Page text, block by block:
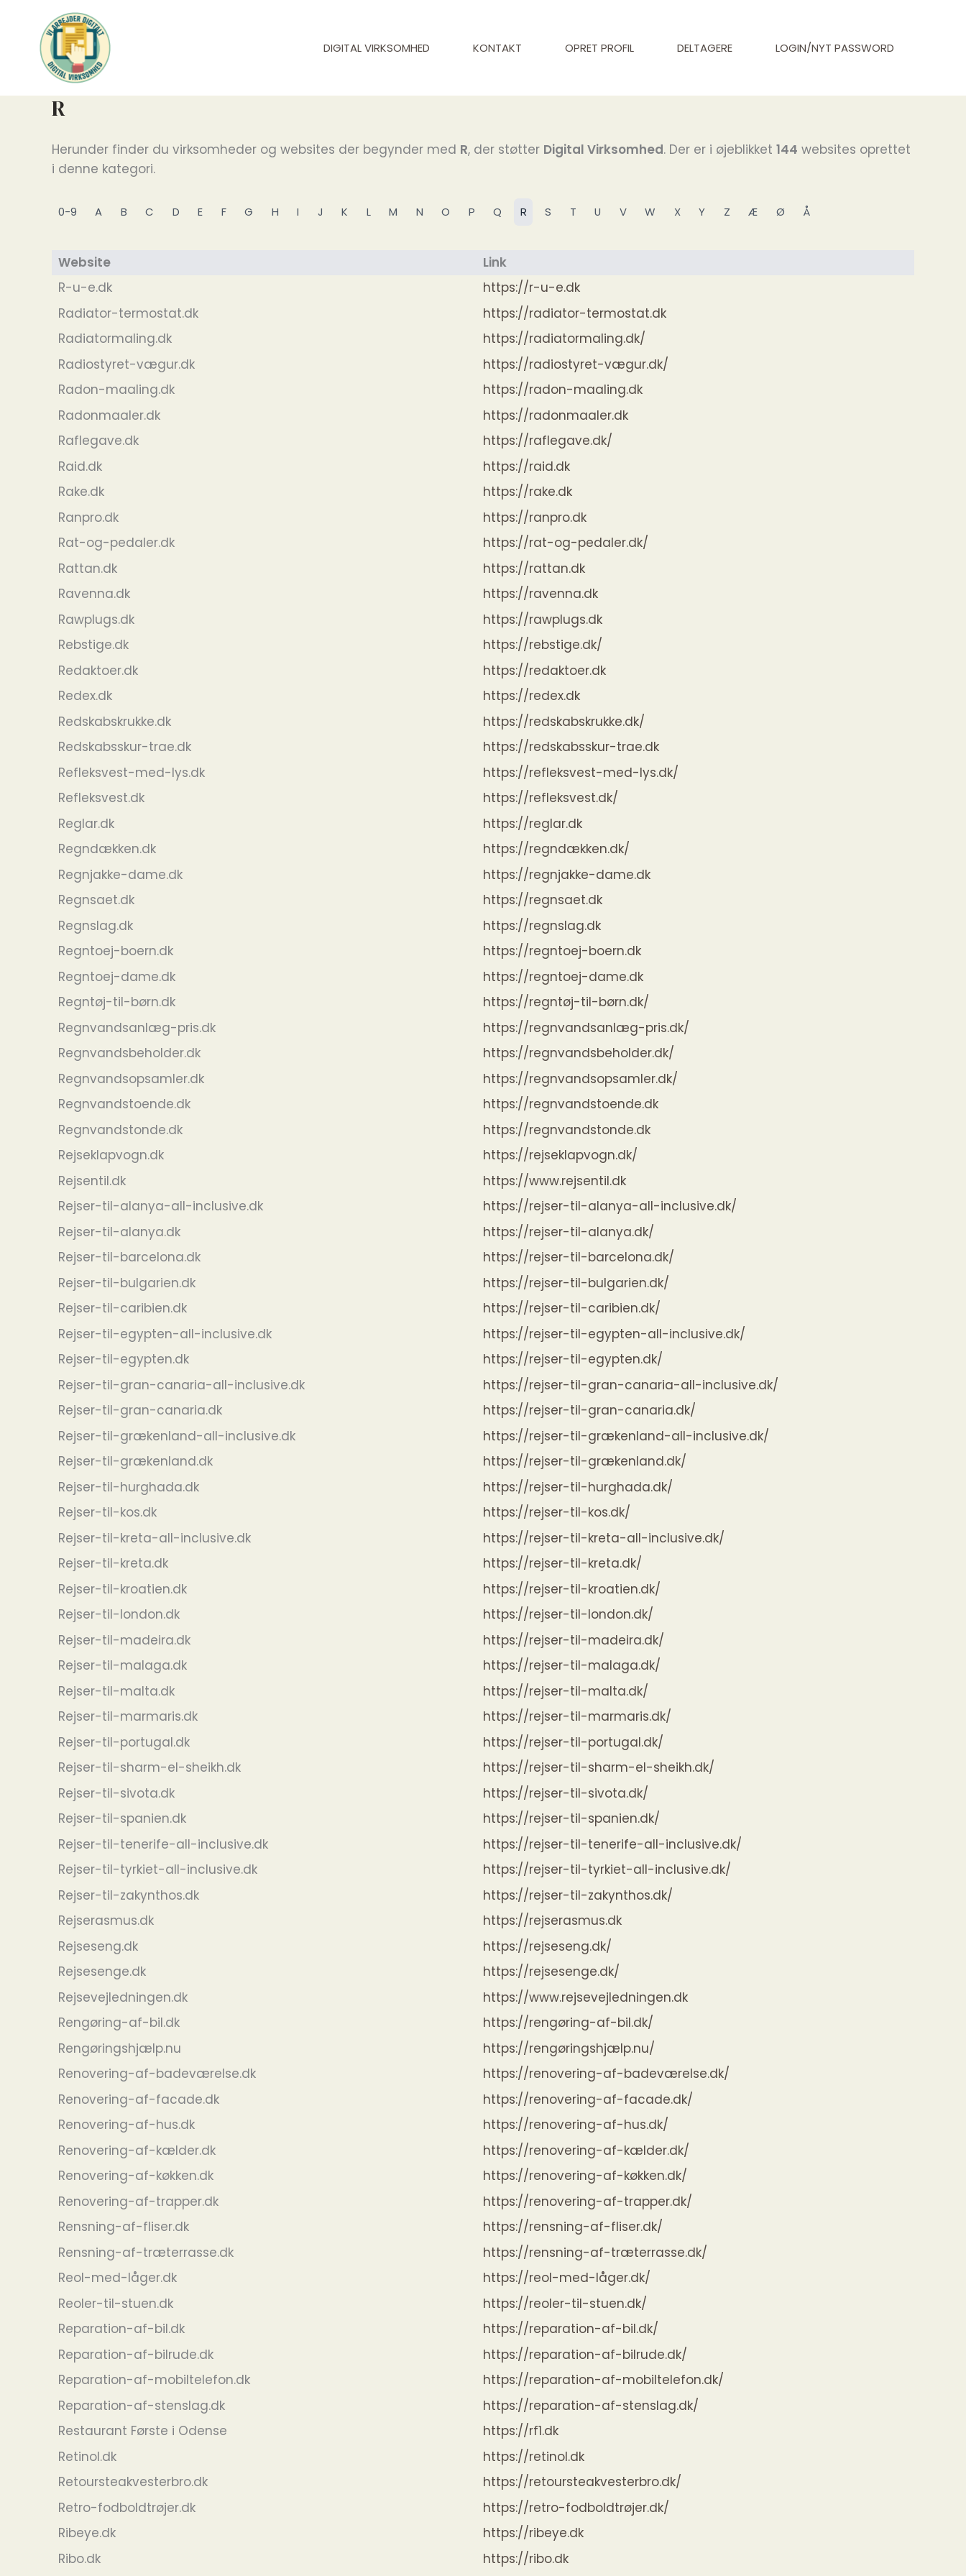
indholdet
DIGITAL VIRKSOMHED KONTAKT OPRET PROFIL DELTAGERE LOGIN/NYT PASSWORD
R
Herunder finder du virksomheder og websites der begynder med R, der støtter Digital Virksomhed. Der er i øjeblikket 144 websites oprettet
i denne kategori.
0-9 A B C D E F G H I J K L M N O P Q R S T U V W X Y Z Æ Ø Å
Website
Link
R-u-e.dk
https://r-u-e.dk
Radiator-termostat.dk
https://radiator-termostat.dk
Radiatormaling.dk
https://radiatormaling.dk/
Radiostyret-vægur.dk
https://radiostyret-vægur.dk/
Radon-maaling.dk
https://radon-maaling.dk
Radonmaaler.dk
https://radonmaaler.dk
Raflegave.dk
https://raflegave.dk/
Raid.dk
https://raid.dk
Rake.dk
https://rake.dk
Ranpro.dk
https://ranpro.dk
Rat-og-pedaler.dk
https://rat-og-pedaler.dk/
Rattan.dk
https://rattan.dk
Ravenna.dk
https://ravenna.dk
Rawplugs.dk
https://rawplugs.dk
Rebstige.dk
https://rebstige.dk/
Redaktoer.dk
https://redaktoer.dk
Redex.dk
https://redex.dk
Redskabskrukke.dk
https://redskabskrukke.dk/
Redskabsskur-trae.dk
https://redskabsskur-trae.dk
Refleksvest-med-lys.dk
https://refleksvest-med-lys.dk/
Refleksvest.dk
https://refleksvest.dk/
Reglar.dk
https://reglar.dk
Regndækken.dk
https://regndækken.dk/
Regnjakke-dame.dk
https://regnjakke-dame.dk
Regnsaet.dk
https://regnsaet.dk
Regnslag.dk
https://regnslag.dk
Regntoej-boern.dk
https://regntoej-boern.dk
Regntoej-dame.dk
https://regntoej-dame.dk
Regntøj-til-børn.dk
https://regntøj-til-børn.dk/
Regnvandsanlæg-pris.dk
https://regnvandsanlæg-pris.dk/
Regnvandsbeholder.dk
https://regnvandsbeholder.dk/
Regnvandsopsamler.dk
https://regnvandsopsamler.dk/
Regnvandstoende.dk
https://regnvandstoende.dk
Regnvandstonde.dk
https://regnvandstonde.dk
Rejseklapvogn.dk
https://rejseklapvogn.dk/
Rejsentil.dk
https://www.rejsentil.dk
Rejser-til-alanya-all-inclusive.dk
https://rejser-til-alanya-all-inclusive.dk/
Rejser-til-alanya.dk
https://rejser-til-alanya.dk/
Rejser-til-barcelona.dk
https://rejser-til-barcelona.dk/
Rejser-til-bulgarien.dk
https://rejser-til-bulgarien.dk/
Rejser-til-caribien.dk
https://rejser-til-caribien.dk/
Rejser-til-egypten-all-inclusive.dk
https://rejser-til-egypten-all-inclusive.dk/
Rejser-til-egypten.dk
https://rejser-til-egypten.dk/
Rejser-til-gran-canaria-all-inclusive.dk
https://rejser-til-gran-canaria-all-inclusive.dk/
Rejser-til-gran-canaria.dk
https://rejser-til-gran-canaria.dk/
Rejser-til-grækenland-all-inclusive.dk
https://rejser-til-grækenland-all-inclusive.dk/
Rejser-til-grækenland.dk
https://rejser-til-grækenland.dk/
Rejser-til-hurghada.dk
https://rejser-til-hurghada.dk/
Rejser-til-kos.dk
https://rejser-til-kos.dk/
Rejser-til-kreta-all-inclusive.dk
https://rejser-til-kreta-all-inclusive.dk/
Rejser-til-kreta.dk
https://rejser-til-kreta.dk/
Rejser-til-kroatien.dk
https://rejser-til-kroatien.dk/
Rejser-til-london.dk
https://rejser-til-london.dk/
Rejser-til-madeira.dk
https://rejser-til-madeira.dk/
Rejser-til-malaga.dk
https://rejser-til-malaga.dk/
Rejser-til-malta.dk
https://rejser-til-malta.dk/
Rejser-til-marmaris.dk
https://rejser-til-marmaris.dk/
Rejser-til-portugal.dk
https://rejser-til-portugal.dk/
Rejser-til-sharm-el-sheikh.dk
https://rejser-til-sharm-el-sheikh.dk/
Rejser-til-sivota.dk
https://rejser-til-sivota.dk/
Rejser-til-spanien.dk
https://rejser-til-spanien.dk/
Rejser-til-tenerife-all-inclusive.dk
https://rejser-til-tenerife-all-inclusive.dk/
Rejser-til-tyrkiet-all-inclusive.dk
https://rejser-til-tyrkiet-all-inclusive.dk/
Rejser-til-zakynthos.dk
https://rejser-til-zakynthos.dk/
Rejserasmus.dk
https://rejserasmus.dk
Rejseseng.dk
https://rejseseng.dk/
Rejsesenge.dk
https://rejsesenge.dk/
Rejsevejledningen.dk
https://www.rejsevejledningen.dk
Rengøring-af-bil.dk
https://rengøring-af-bil.dk/
Rengøringshjælp.nu
https://rengøringshjælp.nu/
Renovering-af-badeværelse.dk
https://renovering-af-badeværelse.dk/
Renovering-af-facade.dk
https://renovering-af-facade.dk/
Renovering-af-hus.dk
https://renovering-af-hus.dk/
Renovering-af-kælder.dk
https://renovering-af-kælder.dk/
Renovering-af-køkken.dk
https://renovering-af-køkken.dk/
Renovering-af-trapper.dk
https://renovering-af-trapper.dk/
Rensning-af-fliser.dk
https://rensning-af-fliser.dk/
Rensning-af-træterrasse.dk
https://rensning-af-træterrasse.dk/
Reol-med-låger.dk
https://reol-med-låger.dk/
Reoler-til-stuen.dk
https://reoler-til-stuen.dk/
Reparation-af-bil.dk
https://reparation-af-bil.dk/
Reparation-af-bilrude.dk
https://reparation-af-bilrude.dk/
Reparation-af-mobiltelefon.dk
https://reparation-af-mobiltelefon.dk/
Reparation-af-stenslag.dk
https://reparation-af-stenslag.dk/
Restaurant Første i Odense
https://rf1.dk
Retinol.dk
https://retinol.dk
Retoursteakvesterbro.dk
https://retoursteakvesterbro.dk/
Retro-fodboldtrøjer.dk
https://retro-fodboldtrøjer.dk/
Ribeye.dk
https://ribeye.dk
Ribo.dk
https://ribo.dk